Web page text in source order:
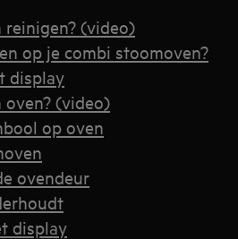
reinigen? (video)
op je combi stoomoven?
display
(video)
op oven
ovendeur
display